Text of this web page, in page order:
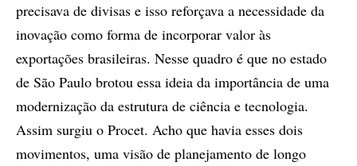
precisava de divisas e isso reforçava a necessidade da
inovação como forma de incorporar valor às
exportações brasileiras. Nesse quadro é que no estado
de São Paulo brotou essa ideia da importância de uma
modernização da estrutura de ciência e tecnologia.
Assim surgiu o Procet. Acho que havia esses dois
movimentos, uma visão de planejamento de longo